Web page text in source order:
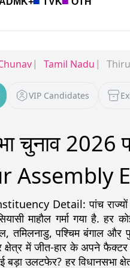
Tamil Nadu
VIP Candidates
चुनाव 2026
Assembly
Detail: पांच
माहौल गर्मा गया है. हर
पश्चिम बंगाल और
क्षेत्र में जीत-हार के अपने
बड़ा उलटफेर? हर विधानसभा